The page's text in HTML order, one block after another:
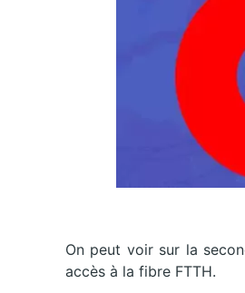
On peut voir sur la
accès à la fibre FTTH.